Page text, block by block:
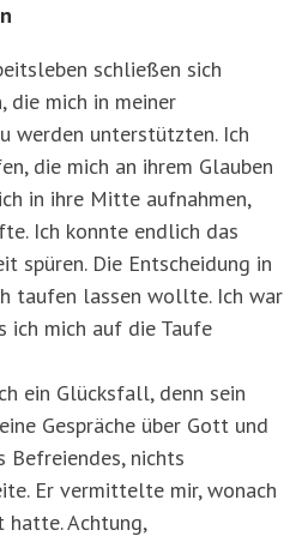
schließen sich
die mich in meiner
werden unterstützten. Ich
die mich an ihrem Glauben
in ihre Mitte aufnahmen,
Ich konnte endlich das
spüren. Die Entscheidung in
taufen lassen wollte. Ich war
ich mich auf die Taufe
ein Glücksfall, denn sein
Gespräche über Gott und
Befreiendes, nichts
Er vermittelte mir, wonach
hatte. Achtung,